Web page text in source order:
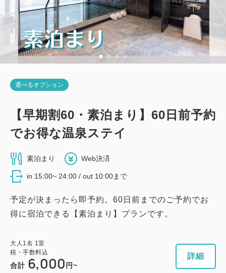
詳細 日付を選択
会員価格 8,430円~
【禁煙】スタンダードツイン・3名可
禁煙 21.00m 1~3名
Wi-Fiあり（無料）
選べるオプション
【早期割60・素泊まり】60日前予約
でお得な温泉ステイ
素泊まり Web決済
in 15:00~ 24:00 / out 10:00まで
予定が決まったら即予約。60日前までのご予約でお
得に宿泊できる【素泊まり】プランです。
大人 1 名 1 室
税・手数料込
合計 6,000円~
詳細